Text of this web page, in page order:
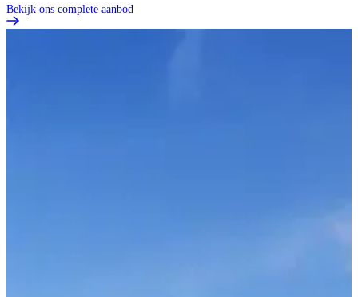
Bekijk ons complete aanbod